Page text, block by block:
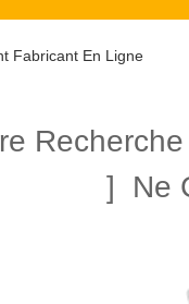
Fabricant En Ligne
] Ne